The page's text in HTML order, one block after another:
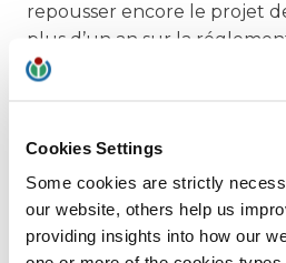
Cookies Settings
Some cookies are strictly
our website, others help us
providing insights into how our
repousser encore le projet
plus d’un an sur la
sociaux et des moteurs de
Dans une lettre ouverte
opendata.ch
nous et des voix
société civile, de la science et